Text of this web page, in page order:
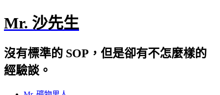
Mr. 沙先生
沒有標準的 SOP，但是卻有不怎麼樣的
經驗談。